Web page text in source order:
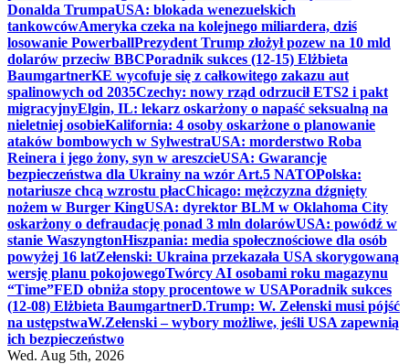
Donalda TrumpaUSA: blokada wenezuelskich
tankowcówAmeryka czeka na kolejnego miliardera, dziś
losowanie PowerballPrezydent Trump złożył pozew na 10 mld
dolarów przeciw BBCPoradnik sukces (12-15) Elżbieta
BaumgartnerKE wycofuje się z całkowitego zakazu aut
spalinowych od 2035Czechy: nowy rząd odrzucił ETS2 i pakt
migracyjnyElgin, IL: lekarz oskarżony o napaść seksualną na
nieletniej osobieKalifornia: 4 osoby oskarżone o planowanie
ataków bombowych w SylwestraUSA: morderstwo Roba
Reinera i jego żony, syn w areszcieUSA: Gwarancje
bezpieczeństwa dla Ukrainy na wzór Art.5 NATOPolska:
notariusze chcą wzrostu płacChicago: mężczyzna dźgnięty
nożem w Burger KingUSA: dyrektor BLM w Oklahoma City
oskarżony o defraudację ponad 3 mln dolarówUSA: powódź w
stanie WaszyngtonHiszpania: media społecznościowe dla osób
powyżej 16 latZełenski: Ukraina przekazała USA skorygowaną
wersję planu pokojowegoTwórcy AI osobami roku magazynu
“Time”FED obniża stopy procentowe w USAPoradnik sukces
(12-08) Elżbieta BaumgartnerD.Trump: W. Zełenski musi pójść
na ustępstwaW.Zełenski – wybory możliwe, jeśli USA zapewnią
ich bezpieczeństwo
Wed. Aug 5th, 2026